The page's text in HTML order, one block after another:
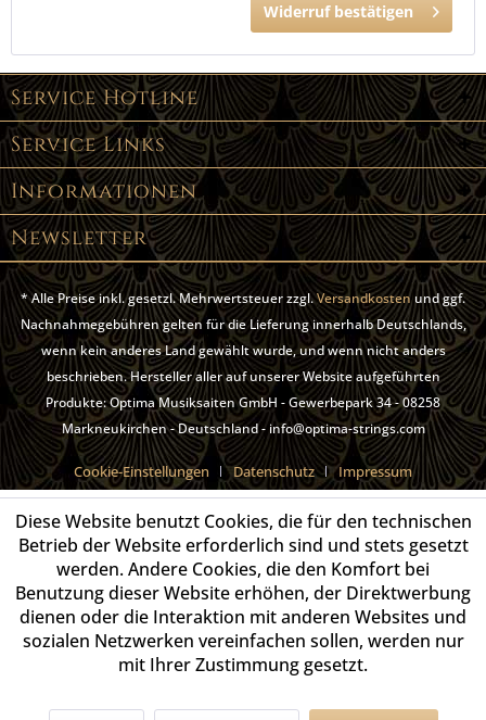
Widerruf bestätigen
Service Hotline
Service Links
Informationen
Newsletter
* Alle Preise inkl. gesetzl. Mehrwertsteuer zzgl.Versandkostenund ggf.
Nachnahmegebühren gelten für die Lieferung innerhalb Deutschlands,
wenn kein anderes Land gewählt wurde, und wenn nicht anders
beschrieben. Hersteller aller auf unserer Website aufgeführten
Produkte: Optima Musiksaiten GmbH - Gewerbepark 34 - 08258
Markneukirchen - Deutschland - info@optima-strings.com
Cookie-Einstellungen Datenschutz Impressum
Diese Website benutzt Cookies, die für den technischen
Betrieb der Website erforderlich sind und stets gesetzt
werden. Andere Cookies, die den Komfort bei
Benutzung dieser Website erhöhen, der Direktwerbung
dienen oder die Interaktion mit anderen Websites und
sozialen Netzwerken vereinfachen sollen, werden nur
mit Ihrer Zustimmung gesetzt.